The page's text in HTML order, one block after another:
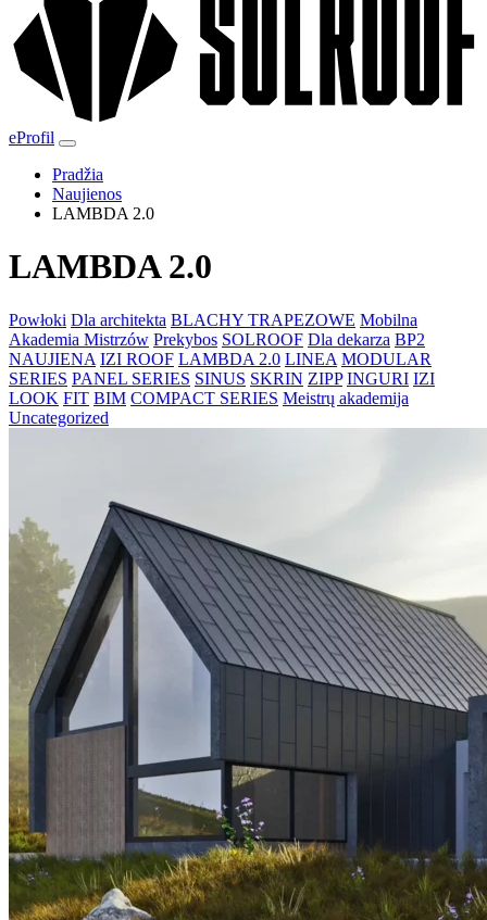
eProfil
Pradžia
Naujienos
LAMBDA 2.0
LAMBDA 2.0
Powłoki Dla architekta BLACHY TRAPEZOWE Mobilna
Akademia Mistrzów Prekybos SOLROOF Dla dekarza BP2
NAUJIENA IZI ROOF LAMBDA 2.0 LINEA MODULAR
SERIES PANEL SERIES SINUS SKRIN ZIPP INGURI IZI
LOOK FIT BIM COMPACT SERIES Meistrų akademija
Uncategorized